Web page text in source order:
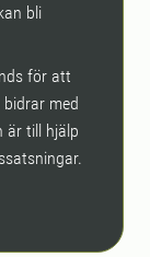
bli
för att
med
är till hjälp